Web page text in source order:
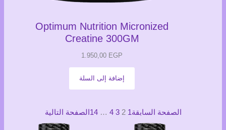
Optimum Nutrition Micronized
Creatine 300GM
1.950,00 EGP
إضافة إلى السلة
الصفحة السابقة1
2
3
4
…
14 الصفحة التالية